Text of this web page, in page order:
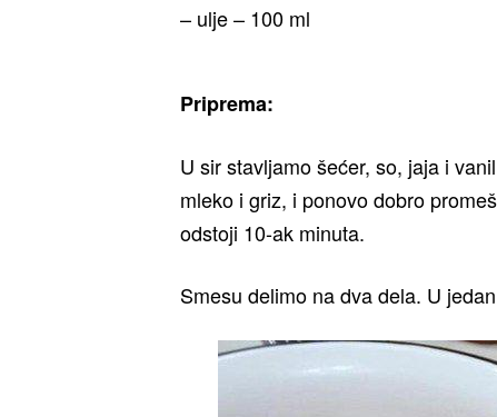
– ulje – 100 ml
Priprema:
U sir stavljamo šećer, so, jaja i
mleko i griz, i ponovo dobro
odstoji 10-ak minuta.
Smesu delimo na dva dela. U